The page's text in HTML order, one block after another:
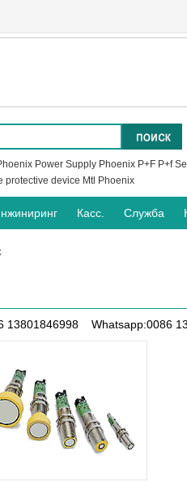
Power Supply Phoenix P+F P+f
protective device Mtl Phoenix
Касс. Служба
13801846998 Whatsapp:0086